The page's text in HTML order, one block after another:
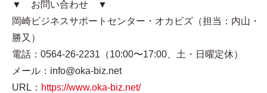
▼ お問い合わせ ▼
岡崎ビジネスサポートセンター・オカビズ（担当：内山・
勝又）
電話：0564-26-2231（10:00〜17:00、土・日曜定休）
メール：info@oka-biz.net
URL： https://www.oka-biz.net/